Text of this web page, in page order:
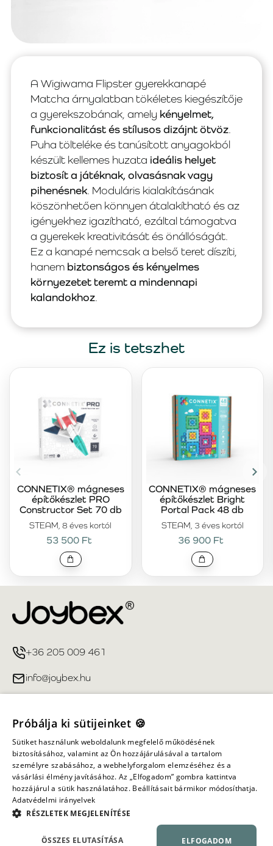
A Wigiwama Flipster gyerekkanapé
Matcha árnyalatban tökéletes kiegészítője
a gyerekszobának, amely kényelmet,
funkcionalitást és stílusos dizájnt ötvöz.
Puha tölteléke és tanúsított anyagokból
készült kellemes huzata ideális helyet
biztosít a játéknak, olvasásnak vagy
pihenésnek. Moduláris kialakításának
köszönhetően könnyen átalakítható és az
igényekhez igazítható, ezáltal támogatva
a gyerekek kreativitását és önállóságát.
Ez a kanapé nemcsak a belső teret díszíti,
hanem biztonságos és kényelmes
környezetet teremt a mindennapi
kalandokhoz.
Ez is tetszhet
STEAM, 8 éves kortól
CONNETIX® mágneses
építőkészlet PRO
Constructor Set 70 db
53 500 Ft
STEAM, 3 éves kortól
CONNETIX® mágneses
építőkészlet Bright
Portal Pack 48 db
36 900 Ft
+36 205 009 461
info@joybex.hu
Fiókom
Információ
Minden jog fenntartva ©
Próbálja ki sütijeinket 🍪
Sütiket használunk weboldalunk megfelelő működésének
biztosításához, valamint az Ön hozzájárulásával a tartalom
személyre szabásához, a webhelyforgalom elemzéséhez és a
vásárlási élmény javításához. Az „Elfogadom” gombra kattintva
hozzájárul a sütik használatához. Beállításait bármikor módosíthatja.
Adatvédelmi irányelvek
RÉSZLETEK MEGJELENÍTÉSE
ELFOGADOM
ÖSSZES ELUTASÍTÁSA